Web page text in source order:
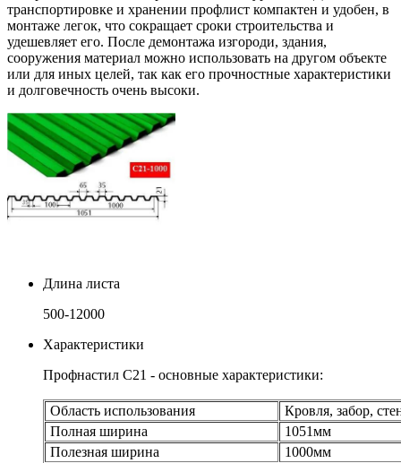
транспортировке и хранении профлист компактен и удобен, в
монтаже легок, что сокращает сроки строительства и
удешевляет его. После демонтажа изгороди, здания,
сооружения материал можно использовать на другом объекте
или для иных целей, так как его прочностные характеристики
и долговечность очень высоки.
Длина листа
500-12000
Характеристики
Профнастил С21 - основные характеристики:
Область использования
Кровля, забор,
Полная ширина
1051мм
Полезная ширина
1000мм